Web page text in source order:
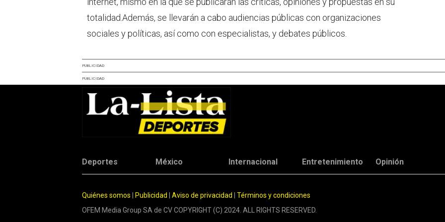
totalidad.Además, se llevarán a cabo audiencias públicas con organizaciones
sociales y políticas, así como con especialistas, y debates públicos.
PUBLICIDAD
PUBLICIDAD
Deportes México Internacional Entretenimiento Opinión
Quiénes somos Publicidad Aviso de privacidad
Términos y condiciones
OFEM Media Group SA de CV COPYRIGHT (C) 2024. ALL RIGHTS RESERVED.